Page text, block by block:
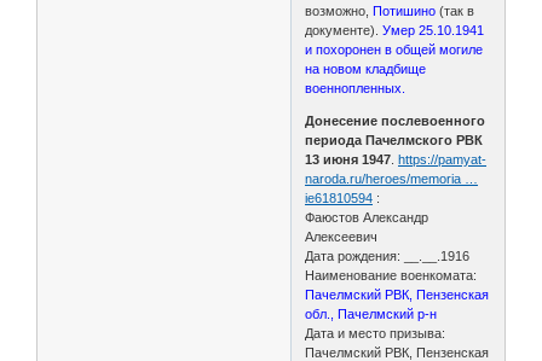
возможно, Потишино (так в
документе). Умер 25.10.1941
и похоронен в общей могиле
на новом кладбище
военнопленных.
Донесение послевоенного
периода Пачелмского РВК
13 июня 1947 .https://pamyat-
naroda.ru/heroes/memoria …
ie61810594 :
Фаюстов Александр
Алексеевич
Дата рождения: __.__.1916
Наименование военкомата:
Пачелмский РВК, Пензенская
обл., Пачелмский р-н
Дата и место призыва:
Пачелмский РВК, Пензенская